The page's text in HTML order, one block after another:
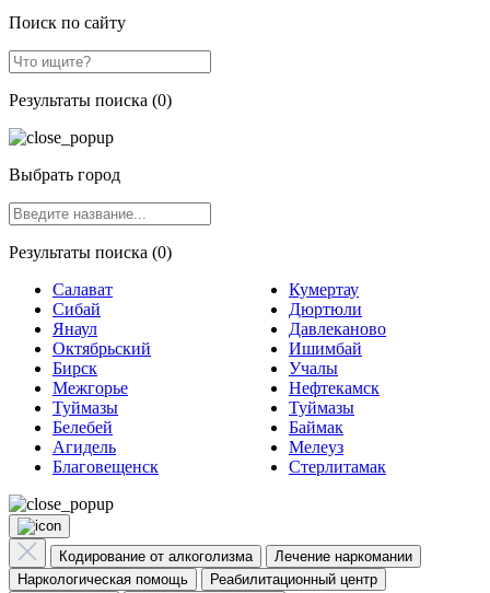
Поиск по сайту
Результаты поиска (0)
Выбрать город
Результаты поиска (0)
Салават
Кумертау
Сибай
Дюртюли
Янаул
Давлеканово
Октябрьский
Ишимбай
Бирск
Учалы
Межгорье
Нефтекамск
Туймазы
Туймазы
Белебей
Баймак
Агидель
Мелеуз
Благовещенск
Стерлитамак
Кодирование от алкоголизма
Лечение наркомании
Наркологическая помощь
Реабилитационный центр